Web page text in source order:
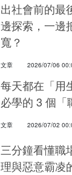
出社會前的最
邊探索，一邊
寬？
文章 2026/07/06
每天都在「用
必學的 3 個「
文章 2026/07/02
三分鐘看懂職
理與惡意霸凌